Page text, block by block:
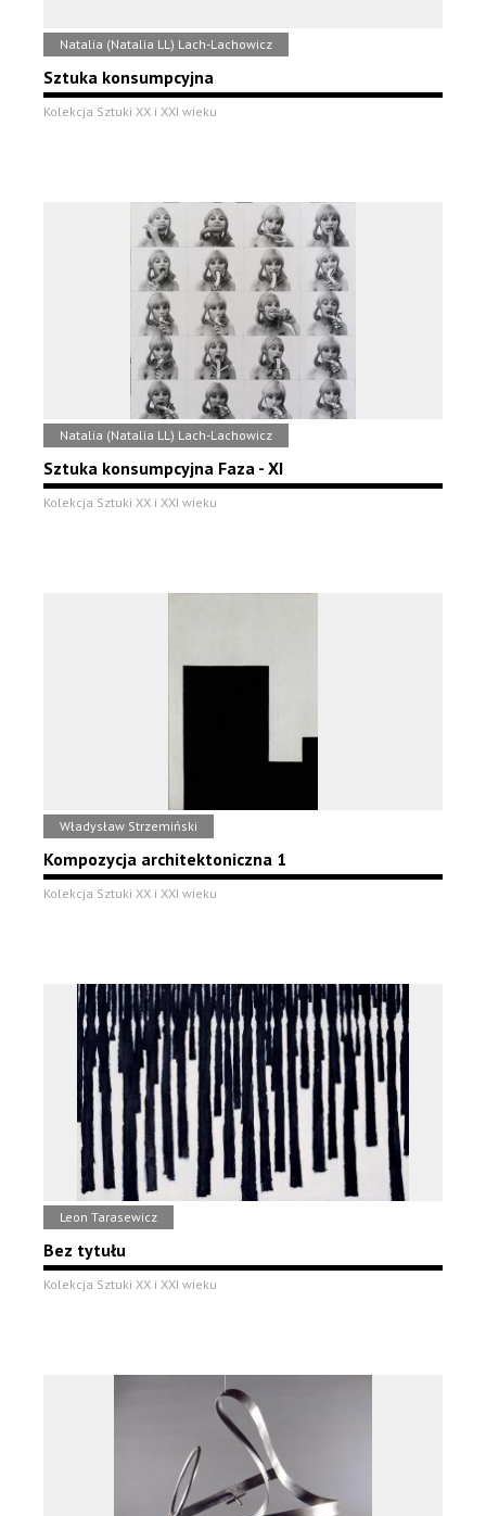
Natalia (Natalia LL) Lach-Lachowicz
Sztuka konsumpcyjna
Kolekcja Sztuki XX i XXI wieku
Natalia (Natalia LL) Lach-Lachowicz
Sztuka konsumpcyjna Faza - XI
Kolekcja Sztuki XX i XXI wieku
Władysław Strzemiński
Kompozycja architektoniczna 1
Kolekcja Sztuki XX i XXI wieku
Leon Tarasewicz
Bez tytułu
Kolekcja Sztuki XX i XXI wieku